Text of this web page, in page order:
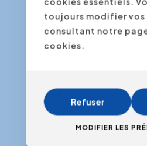
+32 3 235
Facebook
toujours modifier vos
consultant notre
cookies.
Refuser
MODIFIER LES